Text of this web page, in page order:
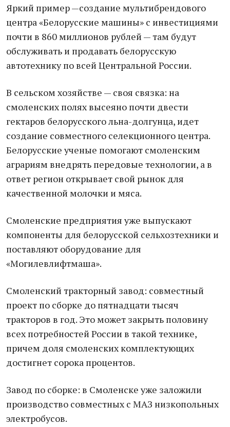
Яркий пример —создание мультибрендового
центра «Белорусские машины» с инвестициями
почти в 860 миллионов рублей — там будут
обслуживать и продавать белорусскую
автотехнику по всей Центральной России.
В сельском хозяйстве — своя связка: на
смоленских полях высеяно почти двести
гектаров белорусского льна-долгунца, идет
создание совместного селекционного центра.
Белорусские ученые помогают смоленским
аграриям внедрять передовые технологии, а в
ответ регион открывает свой рынок для
качественной молочки и мяса.
Смоленские предприятия уже выпускают
компоненты для белорусской сельхозтехники и
поставляют оборудование для
«Могилевлифтмаша».
Смоленский тракторный завод: совместный
проект по сборке до пятнадцати тысяч
тракторов в год. Это может закрыть половину
всех потребностей России в такой технике,
причем доля смоленских комплектующих
достигнет сорока процентов.
Завод по сборке: в Смоленске уже заложили
производство совместных с МАЗ низкопольных
электробусов.